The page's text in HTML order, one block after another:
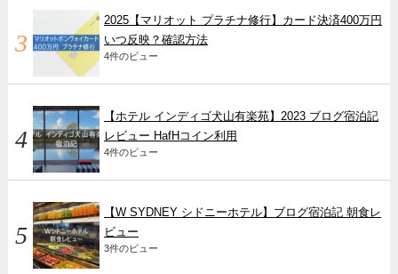
2025【マリオット プラチナ修行】カード決済400万円
いつ反映？確認方法
4件のビュー
【ホテル インディゴ犬山有楽苑】2023 ブログ宿泊記
レビュー HafHコイン利用
4件のビュー
【W SYDNEY シドニーホテル】ブログ宿泊記 朝食レ
ビュー
3件のビュー